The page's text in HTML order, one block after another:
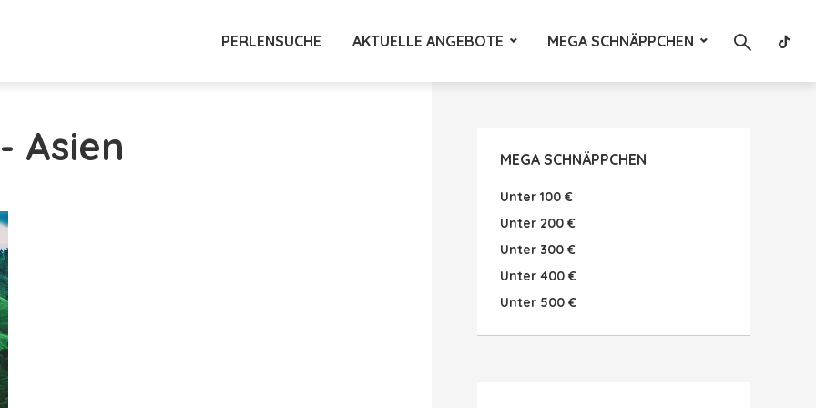
PERLENSUCHE AKTUELLE ANGEBOTE MEGA SCHNÄPPCHEN
Asien MEGA SCHNÄPPCHEN
Unter 100 €
Unter 200 €
Unter 300 €
Unter 400 €
Unter 500 €